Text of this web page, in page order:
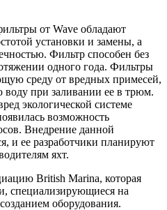
от Wave обладают
установки и замены, а
Фильтр способен без
одного года. Фильтры
среду от вредных примесей,
при заливании ее в трюм.
экологической системе
возможность
Внедрение данной
и ее разработчики планируют
яхт.
British Marina, которая
специализирующиеся на
оборудования.